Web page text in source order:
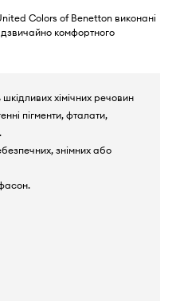
Colors of Benetton виконані
комфортного
хімічних речовин
пігменти, фталати,
знімних або